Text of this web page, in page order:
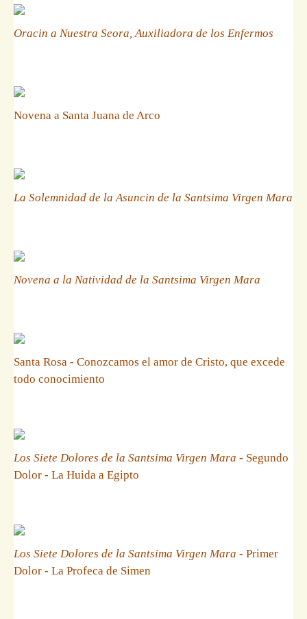
Oracin a Nuestra Seora, Auxiliadora de los Enfermos
Novena a Santa Juana de Arco
La Solemnidad de la Asuncin de la Santsima Virgen Mara
Novena a la Natividad de la Santsima Virgen Mara
Santa Rosa - Conozcamos el amor de Cristo, que excede
todo conocimiento
Los Siete Dolores de la Santsima Virgen Mara - Segundo
Dolor - La Huida a Egipto
Los Siete Dolores de la Santsima Virgen Mara - Primer
Dolor - La Profeca de Simen